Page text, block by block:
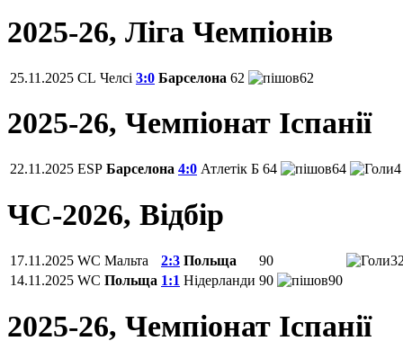
2025-26, Ліга Чемпіонів
25.11.2025 CL Челсі 3:0 Барселона 62 62
2025-26, Чемпiонат Іспанії
22.11.2025 ESP Барселона 4:0 Атлетік Б 64 64 4
ЧС-2026, Відбір
17.11.2025 WC Мальта 2:3 Польща 90
14.11.2025 WC Польща 1:1 Нідерланди 90 90
2025-26, Чемпiонат Іспанії